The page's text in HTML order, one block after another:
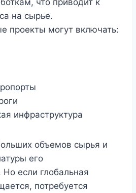
что приводит к
на сырье.
проекты могут включать:
инфраструктура
объемов сырья и
его
Но если глобальная
потребуется